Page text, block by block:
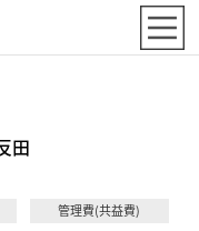
田
管理費(共益費)